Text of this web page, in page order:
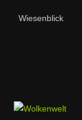
Wiesenblick